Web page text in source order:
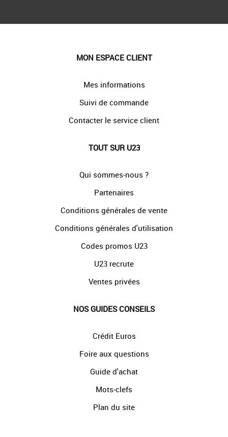
MON ESPACE CLIENT
Mes informations
Suivi de commande
Contacter le service client
TOUT SUR U23
Qui sommes-nous ?
Partenaires
Conditions générales de vente
Conditions générales d'utilisation
Codes promos U23
U23 recrute
Ventes privées
NOS GUIDES CONSEILS
Crédit Euros
Foire aux questions
Guide d'achat
Mots-clefs
Plan du site